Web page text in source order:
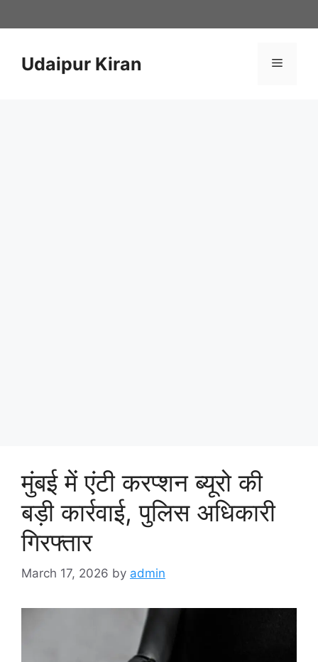
to
Udaipur Kiran Menu
मुंबई में एंटी करप्शन ब्यूरो की
बड़ी कार्रवाई, पुलिस अधिकारी
गिरफ्तार
March 17, 2026 by admin